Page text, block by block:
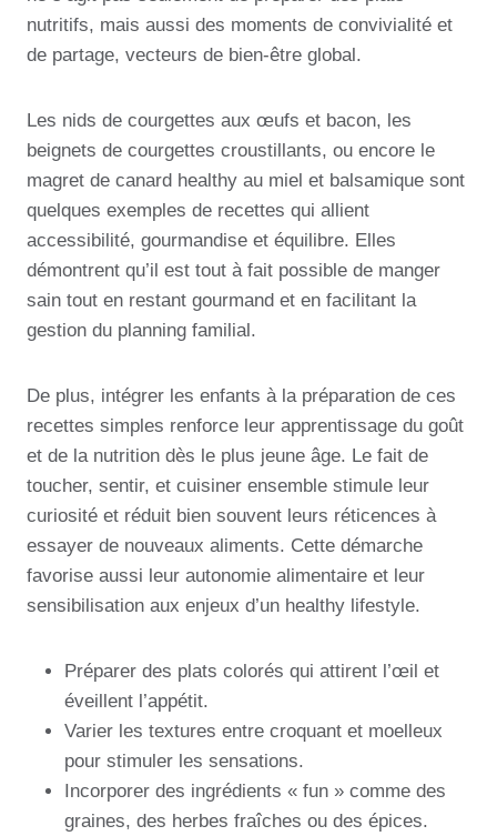
nutritifs, mais aussi des moments de convivialité et
de partage, vecteurs de bien-être global.
Les nids de courgettes aux œufs et bacon, les
beignets de courgettes croustillants, ou encore le
magret de canard healthy au miel et balsamique sont
quelques exemples de recettes qui allient
accessibilité, gourmandise et équilibre. Elles
démontrent qu’il est tout à fait possible de manger
sain tout en restant gourmand et en facilitant la
gestion du planning familial.
De plus, intégrer les enfants à la préparation de ces
recettes simples renforce leur apprentissage du goût
et de la nutrition dès le plus jeune âge. Le fait de
toucher, sentir, et cuisiner ensemble stimule leur
curiosité et réduit bien souvent leurs réticences à
essayer de nouveaux aliments. Cette démarche
favorise aussi leur autonomie alimentaire et leur
sensibilisation aux enjeux d’un healthy lifestyle.
Préparer des plats colorés qui attirent l’œil et
éveillent l’appétit.
Varier les textures entre croquant et moelleux
pour stimuler les sensations.
Incorporer des ingrédients « fun » comme des
graines, des herbes fraîches ou des épices.